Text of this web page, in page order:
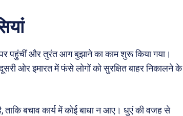
पहुंचीं और तुरंत आग बुझाने का काम शुरू किया गया।
ओर इमारत में फंसे लोगों को सुरक्षित बाहर निकालने के
बचाव कार्य में कोई बाधा न आए। धुएं की वजह से